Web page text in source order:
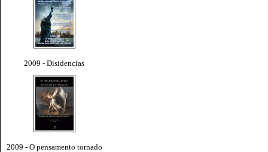
2009 - Disidencias
2009 - O pensamento tornado